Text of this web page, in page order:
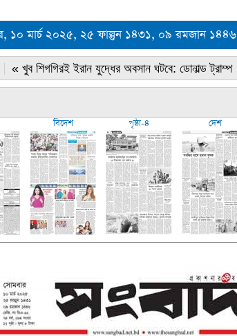
১০ মার্চ ২০২৫, ২৫ ফাল্গুন ১৪৩১, ০৯ রমজান ১৪৪৬
« খুব শিগগিরই ইরান যুদ্ধের অবসান ঘটবে: ডোনাল্ড ট্রাম্প
বিদেশ পৃষ্ঠা-৪ দেশ